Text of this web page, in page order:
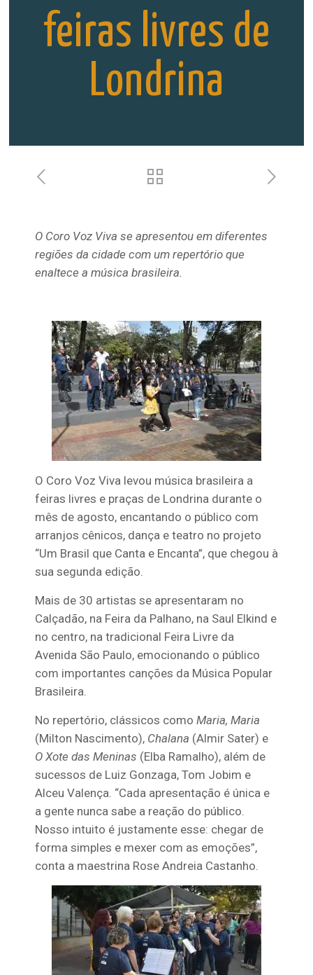
feiras livres de
Londrina
O Coro Voz Viva se apresentou em diferentes
regiões da cidade com um repertório que
enaltece a música brasileira.
O Coro Voz Viva levou música brasileira a
feiras livres e praças de Londrina durante o
mês de agosto, encantando o público com
arranjos cênicos, dança e teatro no projeto
“Um Brasil que Canta e Encanta”, que chegou à
sua segunda edição.
Mais de 30 artistas se apresentaram no
Calçadão, na Feira da Palhano, na Saul Elkind e
no centro, na tradicional Feira Livre da
Avenida São Paulo, emocionando o público
com importantes canções da Música Popular
Brasileira.
No repertório, clássicos como Maria, Maria
(Milton Nascimento), Chalana (Almir Sater) e
O Xote das Meninas (Elba Ramalho), além de
sucessos de Luiz Gonzaga, Tom Jobim e
Alceu Valença. “Cada apresentação é única e
a gente nunca sabe a reação do público.
Nosso intuito é justamente esse: chegar de
forma simples e mexer com as emoções”,
conta a maestrina Rose Andreia Castanho.